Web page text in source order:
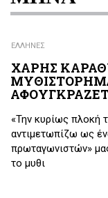
ΕΛΛΗΝΕΣ
ΧΑΡΗΣ
«Την κυρίως πλοκή
αντιμετωπίζω ως
πρωταγωνιστών»
το μυθι